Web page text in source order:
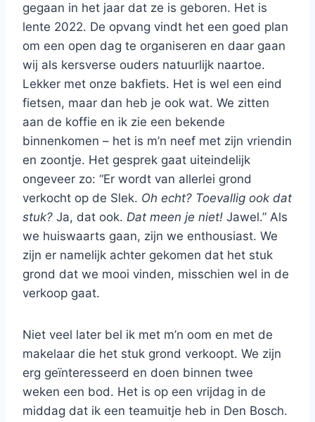
gegaan in het jaar dat ze is geboren. Het is
lente 2022. De opvang vindt het een goed plan
om een open dag te organiseren en daar gaan
wij als kersverse ouders natuurlijk naartoe.
Lekker met onze bakfiets. Het is wel een eind
fietsen, maar dan heb je ook wat. We zitten
aan de koffie en ik zie een bekende
binnenkomen – het is m’n neef met zijn vriendin
en zoontje. Het gesprek gaat uiteindelijk
ongeveer zo: “Er wordt van allerlei grond
verkocht op de Slek. Oh echt? Toevallig ook dat
stuk? Ja, dat ook. Dat meen je niet! Jawel.” Als
we huiswaarts gaan, zijn we enthousiast. We
zijn er namelijk achter gekomen dat het stuk
grond dat we mooi vinden, misschien wel in de
verkoop gaat.
Niet veel later bel ik met m’n oom en met de
makelaar die het stuk grond verkoopt. We zijn
erg geïnteresseerd en doen binnen twee
weken een bod. Het is op een vrijdag in de
middag dat ik een teamuitje heb in Den Bosch.